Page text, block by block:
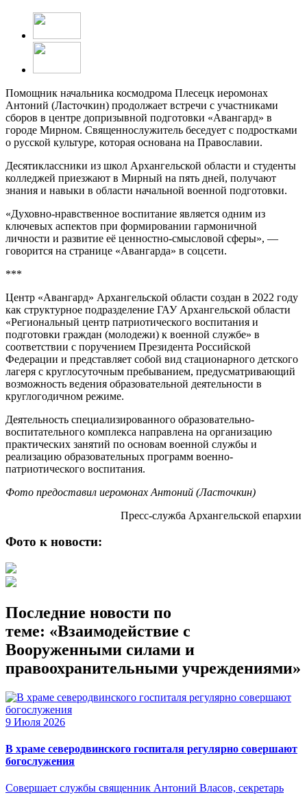
Помощник начальника космодрома Плесецк иеромонах
Антоний (Ласточкин) продолжает встречи с участниками
сборов в центре допризывной подготовки «Авангард» в
городе Мирном. Священнослужитель беседует с подростками
о русской культуре, которая основана на Православии.
Десятиклассники из школ Архангельской области и студенты
колледжей приезжают в Мирный на пять дней, получают
знания и навыки в области начальной военной подготовки.
«Духовно-нравственное воспитание является одним из
ключевых аспектов при формировании гармоничной
личности и развитие её ценностно-смысловой сферы», —
говорится на странице «Авангарда» в соцсети.
***
Центр «Авангард» Архангельской области создан в 2022 году
как структурное подразделение ГАУ Архангельской области
«Региональный центр патриотического воспитания и
подготовки граждан (молодежи) к военной службе» в
соответствии с поручением Президента Российской
Федерации и представляет собой вид стационарного детского
лагеря с круглосуточным пребыванием, предусматривающий
возможность ведения образовательной деятельности в
круглогодичном режиме.
Деятельность специализированного образовательно-
воспитательного комплекса направлена на организацию
практических занятий по основам военной службы и
реализацию образовательных программ военно-
патриотического воспитания.
Фото предоставил иеромонах Антоний (Ласточкин)
Пресс-служба Архангельской епархии
Фото к новости:
Последние новости по
теме: «Взаимодействие с
Вооруженными силами и
правоохранительными учреждениями»
9 Июля 2026
В храме северодвинского госпиталя регулярно совершают
богослужения
Совершает службы священник Антоний Власов, секретарь